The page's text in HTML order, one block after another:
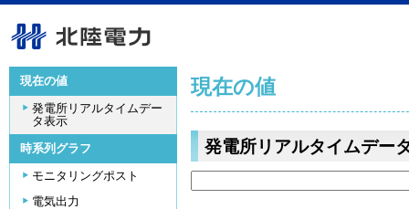
現在の値
発電所リアルタイムデー
タ表示
時系列グラフ
モニタリングポスト
電気出力
現在の値
発電所リアルタイムデー